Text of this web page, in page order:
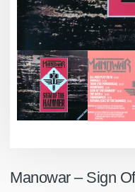
Manowar – Sign